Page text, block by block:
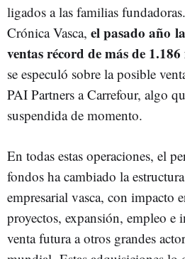
ligados a las familias fundadoras.
Crónica Vasca, el pasado año
ventas récord de más de
se especuló sobre la posible
PAI Partners a Carrefour, algo
suspendida de momento.
En todas estas operaciones, el
fondos ha cambiado la
empresarial vasca, con impacto
proyectos, expansión, empleo e
venta futura a otros grandes